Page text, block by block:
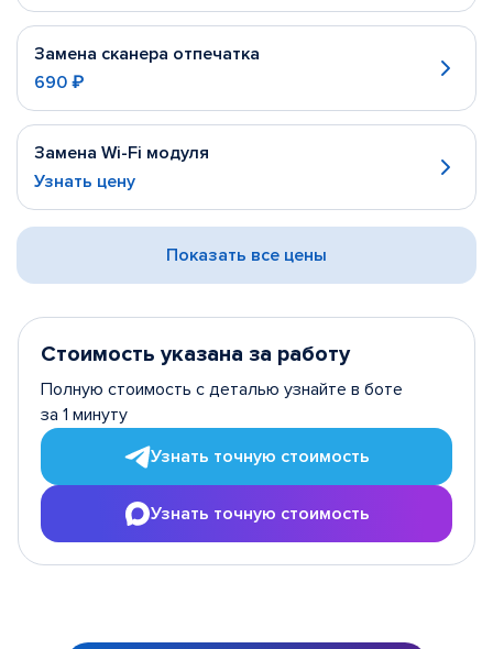
Замена сканера отпечатка
690 ₽
Замена Wi-Fi модуля
Узнать цену
Показать все цены
Стоимость указана за работу
Полную стоимость с деталью узнайте в боте
за 1 минуту
Узнать точную стоимость
Узнать точную стоимость